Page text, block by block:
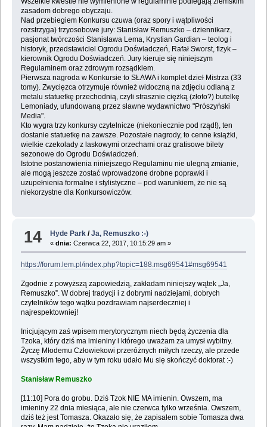
zasadom dobrego obyczaju.
Nad przebiegiem Konkursu czuwa (oraz spory i wątpliwości
rozstrzyga) trzyosobowe jury: Stanisław Remuszko – dziennikarz,
pasjonat twórczości Stanisława Lema, Krystian Gardian – teolog i
historyk, przedstawiciel Ogrodu Doświadczeń, Rafał Sworst, fizyk –
kierownik Ogrodu Doświadczeń. Jury kieruje się niniejszym
Regulaminem oraz zdrowym rozsądkiem.
Pierwsza nagroda w Konkursie to SŁAWA i komplet dzieł Mistrza (33
tomy). Zwycięzca otrzymuje również widoczną na zdjęciu odlaną z
metalu statuetkę przechodnią, czyli strasznie ciężką (złoto?) butelkę
Lemoniady, ufundowaną przez sławne wydawnictwo "Prószyński
Media".
Kto wygra trzy konkursy czytelnicze (niekoniecznie pod rząd!), ten
dostanie statuetkę na zawsze. Pozostałe nagrody, to cenne książki,
wielkie czekolady z laskowymi orzechami oraz gratisowe bilety
sezonowe do Ogrodu Doświadczeń.
Istotne postanowienia niniejszego Regulaminu nie ulegną zmianie,
ale mogą jeszcze zostać wprowadzone drobne poprawki i
uzupełnienia formalne i stylistyczne – pod warunkiem, że nie są
niekorzystne dla Konkursowiczów.
14 Hyde Park /Ja, Remuszko :-)
«dnia: Czerwca 22, 2017, 10:15:29 am »
https://forum.lem.pl/index.php?topic=188.msg69541#msg69541
Zgodnie z powyższą zapowiedzią, zakładam niniejszy wątek „Ja,
Remuszko”. W dobrej tradycji i z dobrymi nadziejami, dobrych
czytelników tego wątku pozdrawiam najserdeczniej i
najrespektowniej!
Inicjującym zaś wpisem merytorycznym niech będą życzenia dla
Tzoka, który dziś ma imieniny i którego uważam za umysł wybitny.
Życzę Młodemu Człowiekowi przeróżnych miłych rzeczy, ale przede
wszystkim tego, aby w tym roku udało Mu się skończyć doktorat :-)
Stanisław Remuszko
[11:10] Pora do grobu. Dziś Tzok NIE MA imienin. Owszem, ma
imieniny 22 dnia miesiąca, ale nie czerwca tylko września. Owszem,
dziś też jest Tomasza. Okazało się, że zapisałem sobie Tomasza dwa